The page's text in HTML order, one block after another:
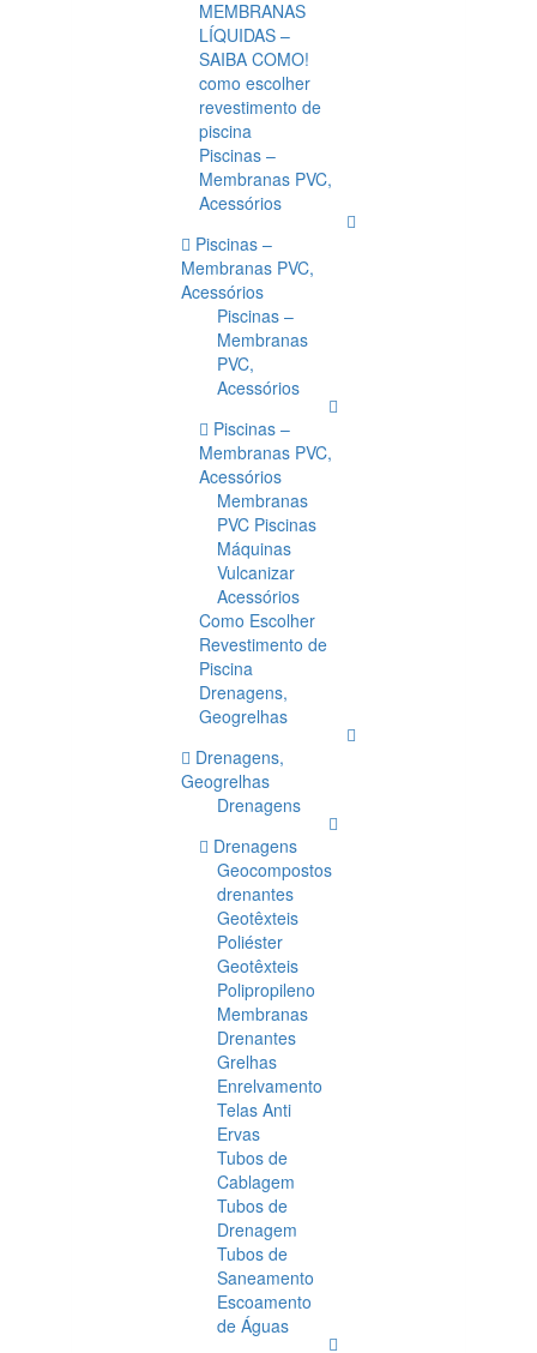
MEMBRANAS
LÍQUIDAS –
SAIBA COMO!
como escolher
revestimento de
piscina
Piscinas –
Membranas PVC,
Acessórios
Piscinas –
Membranas PVC,
Acessórios
Piscinas –
Membranas
PVC,
Acessórios
Piscinas –
Membranas PVC,
Acessórios
Membranas
PVC Piscinas
Máquinas
Vulcanizar
Acessórios
Como Escolher
Revestimento de
Piscina
Drenagens,
Geogrelhas
Drenagens,
Geogrelhas
Drenagens
Drenagens
Geocompostos
drenantes
Geotêxteis
Poliéster
Geotêxteis
Polipropileno
Membranas
Drenantes
Grelhas
Enrelvamento
Telas Anti
Ervas
Tubos de
Cablagem
Tubos de
Drenagem
Tubos de
Saneamento
Escoamento
de Águas